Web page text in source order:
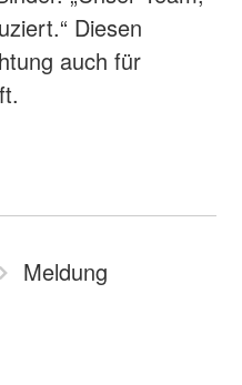
Diesen
auch für
Meldung